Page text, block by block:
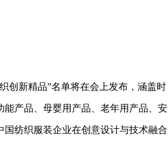
创新精品”名单将在会上发布，涵盖时
产品、母婴用产品、老年用产品、安
纺织服装企业在创意设计与技术融合